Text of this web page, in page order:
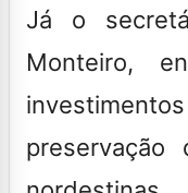
Já o
Monteiro,
preservação